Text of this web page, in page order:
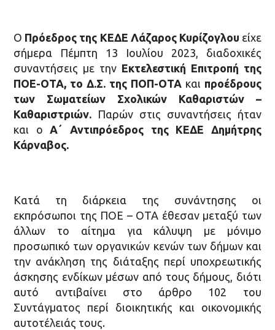
Ο Πρόεδρος της ΚΕΔΕ Λάζαρος Κυρίζογλου είχε
σήμερα Πέμπτη 13 Ιουλίου 2023, διαδοχικές
συναντήσεις με την Εκτελεστική Επιτροπή της
ΠΟΕ-ΟΤΑ, το Δ.Σ. της ΠΟΠ-ΟΤΑκαι προέδρους
των Σωματείων Σχολικών Καθαριστών –
Καθαριστριών. Παρών στις συναντήσεις ήταν
και οΑ΄ Αντιπρόεδρος της ΚΕΔΕ Δημήτρης
Κάρναβος.
Κατά τη διάρκεια της συνάντησης οι
εκπρόσωποι της ΠΟΕ – ΟΤΑ έθεσαν μεταξύ των
άλλων το αίτημα για κάλυψη με μόνιμο
προσωπικό των οργανικών κενών των δήμων και
την ανάκληση της διάταξης περί υποχρεωτικής
άσκησης ενδίκων μέσων από τους δήμους, διότι
αυτό αντιβαίνει στο άρθρο 102 του
Συντάγματος περί διοικητικής και οικονομικής
αυτοτέλειάς τους.